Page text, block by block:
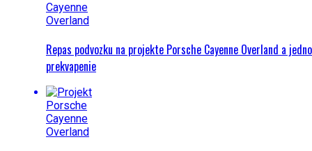
Repas podvozku na projekte Porsche Cayenne Overland a
prekvapenie